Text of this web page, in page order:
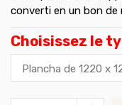
converti en un bon de
Choisissez le